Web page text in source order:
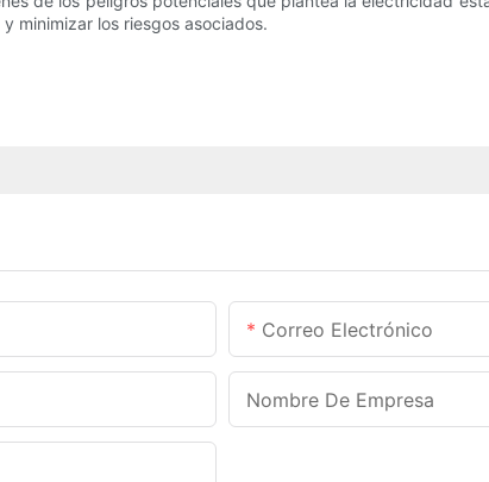
minimizar los riesgos asociados.
Correo Electrónico
Nombre De Empresa